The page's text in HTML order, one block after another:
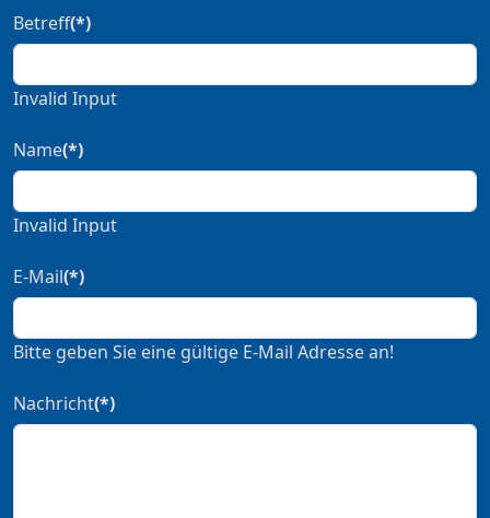
Betreff(*)
Invalid Input
Name(*)
Invalid Input
E-Mail(*)
Bitte geben Sie eine gültige E-Mail Adresse an!
Nachricht(*)